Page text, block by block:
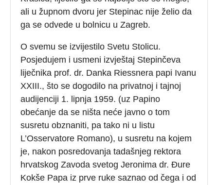
ali u župnom dvoru jer Stepinac nije želio da
ga se odvede u bolnicu u Zagreb.
O svemu se izvijestilo Svetu Stolicu.
Posjedujem i usmeni izvještaj Stepinčeva
liječnika prof. dr. Danka Riessnera papi Ivanu
XXIII., što se dogodilo na privatnoj i tajnoj
audijenciji 1. lipnja 1959. (uz Papino
obećanje da se ništa neće javno o tom
susretu obznaniti, pa tako ni u listu
L’Osservatore Romano), u susretu na kojem
je, nakon posredovanja tadašnjeg rektora
hrvatskog Zavoda svetog Jeronima dr. Đure
Kokše Papa iz prve ruke saznao od čega i od